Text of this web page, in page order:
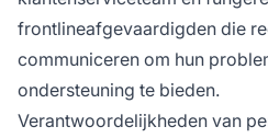
over te dragen, toegang te
bepaalde afdelingen en
configuraties uit te
frontlineafgevaardigden die
communiceren om hun
ondersteuning te bieden.
Verantwoordelijkheden van